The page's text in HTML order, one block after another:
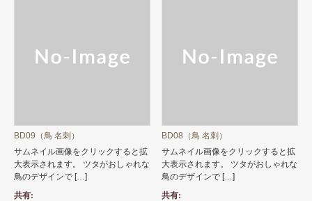
BD09（鳥 名刺）
サムネイル画像をクリックすると拡
大表示されます。 ツタがおしゃれな
鳥のデザインで […]
共有:
BD08（鳥 名刺）
サムネイル画像をクリックすると拡
大表示されます。 ツタがおしゃれな
鳥のデザインで […]
共有: